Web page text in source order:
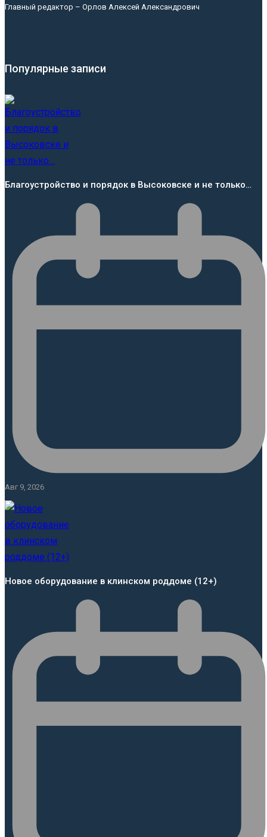
Главный редактор – Орлов Алексей Александрович
Популярные записи
Благоустройство и порядок в Высоковске и не только…
Авг 9, 2026
Новое оборудование в клинском роддоме (12+)